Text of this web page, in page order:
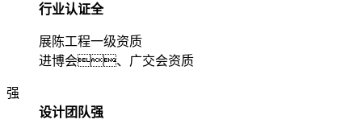
行业认证全
展陈工程一级资质
进博会、广交会资质
强
设计团队强